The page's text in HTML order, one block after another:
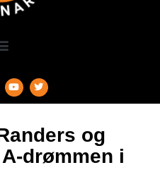
og
drømmen i